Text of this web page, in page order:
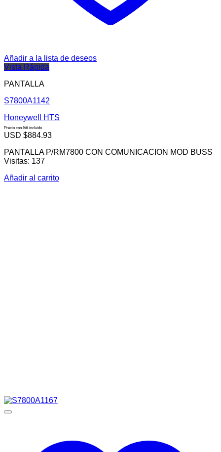
Añadir a la lista de deseos
Vista Rápida
PANTALLA
S7800A1142
Honeywell HTS
Precio con IVA incluido
USD $884.93
PANTALLA P/RM7800 CON COMUNICACION MOD BUSS
Visitas: 137
Añadir al carrito